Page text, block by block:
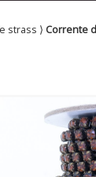
strass ⟩ Corrente